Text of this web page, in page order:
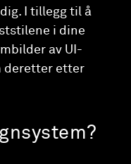
I tillegg til å
i dine
av UI-
deretter etter